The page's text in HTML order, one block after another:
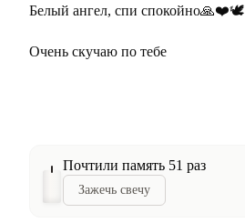
Белый ангел, спи спокойно🙏❤️🕊️
Очень скучаю по тебе
Почтили память 51 раз
Зажечь свечу